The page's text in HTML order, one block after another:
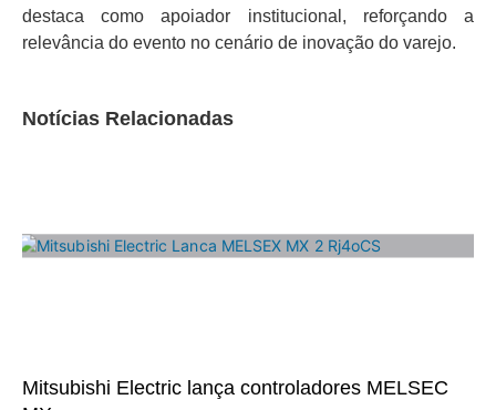
destaca como apoiador institucional, reforçando a
relevância do evento no cenário de inovação do varejo.
Notícias Relacionadas
Mitsubishi Electric lança controladores MELSEC